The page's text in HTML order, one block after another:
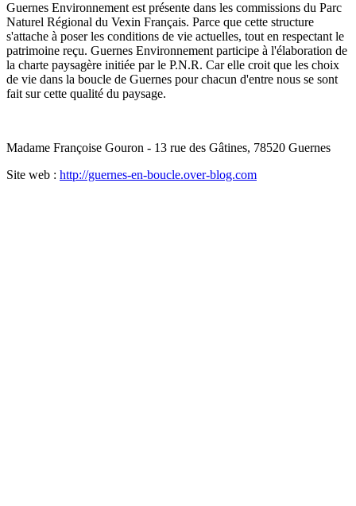
Guernes Environnement est présente dans les commissions du Parc
Naturel Régional du Vexin Français. Parce que cette structure
s'attache à poser les conditions de vie actuelles, tout en respectant le
patrimoine reçu. Guernes Environnement participe à l'élaboration de
la charte paysagère initiée par le P.N.R. Car elle croit que les choix
de vie dans la boucle de Guernes pour chacun d'entre nous se sont
fait sur cette qualité du paysage.
Madame Françoise Gouron - 13 rue des Gâtines, 78520 Guernes
Site web : http://guernes-en-boucle.over-blog.com